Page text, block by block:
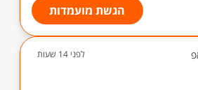
הגשת מועמדות
לפני 14 שעות